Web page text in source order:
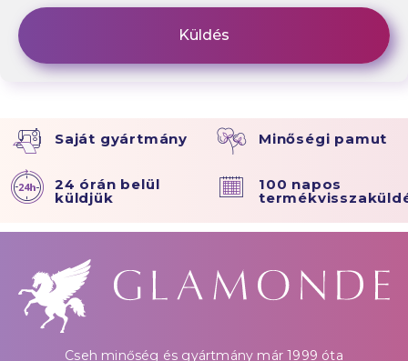
Saját gyártmány Minőségi pamut
24 órán belül
küldjük
100 napos
Cseh minőség és gyártmány már 1999 óta